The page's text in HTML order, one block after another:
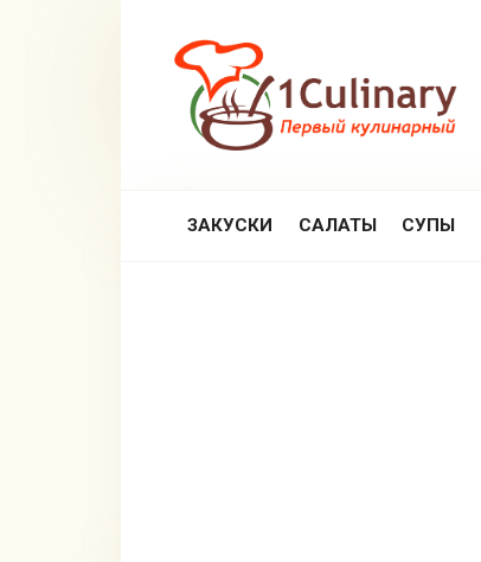
ЗАКУСКИ САЛАТЫ СУПЫ